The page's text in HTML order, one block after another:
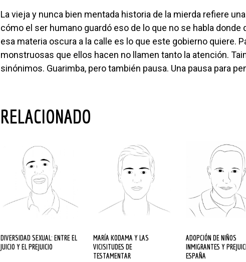
La vieja y nunca bien mentada historia de la mierda refiere una historia cultural de
cómo el ser humano guardó eso de lo que no se habla donde
esa materia oscura a la calle es lo que este gobierno quiere.
monstruosas que ellos hacen no llamen tanto la atención.
sinónimos. Guarimba, pero también pausa. Una pausa para
RELACIONADO
DIVERSIDAD SEXUAL: ENTRE EL
JUICIO Y EL PREJUICIO
MARÍA KODAMA Y LAS
VICISITUDES DE
TESTAMENTAR
ADOPCIÓN DE NIÑOS
INMIGRANTES Y
ESPAÑA